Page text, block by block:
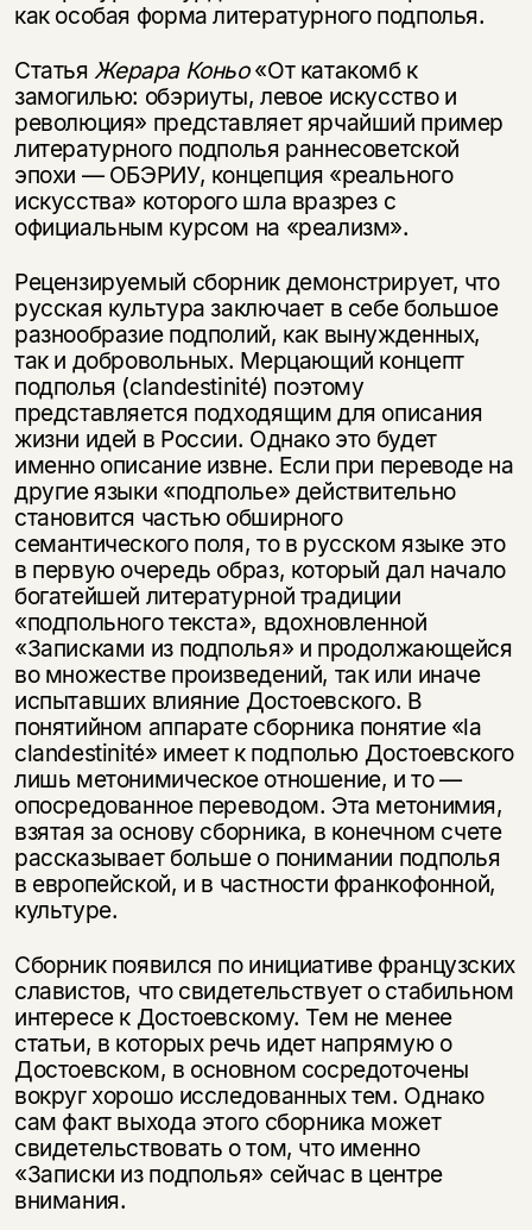
как особая форма литературного подполья.
Статья Жерара Коньо«От катакомб к
замогилью: обэриуты, левое искусство и
революция» представляет ярчайший пример
литературного подполья раннесоветской
эпохи — ОБЭРИУ, концепция «реального
искусства» которого шла вразрез с
официальным курсом на «реализм».
Рецензируемый сборник демонстрирует, что
русская культура заключает в себе большое
разнообразие подполий, как вынужденных,
так и добровольных. Мерцающий концепт
подполья (clandestinité) поэтому
представляется подходящим для описания
жизни идей в России. Однако это будет
именно описание извне. Если при переводе на
другие языки «подполье» действительно
становится частью обширного
семантического поля, то в русском языке это
в первую очередь образ, который дал начало
богатейшей литературной традиции
«подпольного текста», вдохновленной
«Записками из подполья» и продолжающейся
во множестве произведений, так или иначе
испытавших влияние Достоевского. В
понятийном аппарате сборника понятие «la
clandestinité» имеет к подполью Достоевского
лишь метонимическое отношение, и то —
опосредованное переводом. Эта метонимия,
взятая за основу сборника, в конечном счете
рассказывает больше о понимании подполья
в европейской, и в частности франкофонной,
культуре.
Сборник появился по инициативе французских
славистов, что свидетельствует о стабильном
интересе к Достоевскому. Тем не менее
статьи, в которых речь идет напрямую о
Достоевском, в основном сосредоточены
вокруг хорошо исследованных тем. Однако
сам факт выхода этого сборника может
свидетельствовать о том, что именно
«Записки из подполья» сейчас в центре
внимания.